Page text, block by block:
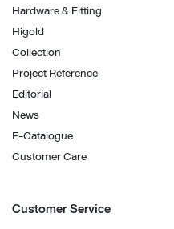
Hardware & Fitting
Higold
Collection
Project Reference
Editorial
News
E-Catalogue
Customer Care
Customer Service